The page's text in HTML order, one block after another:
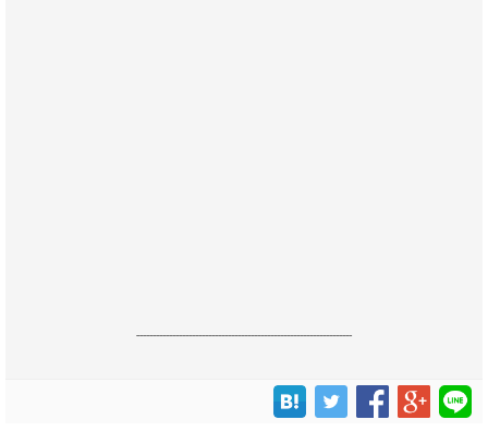
------------------------------------------------------------------